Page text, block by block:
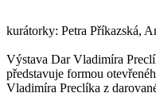
kurátorky: Petra Příkazská,
Výstava Dar Vladimíra
představuje formou
Vladimíra Preclíka z